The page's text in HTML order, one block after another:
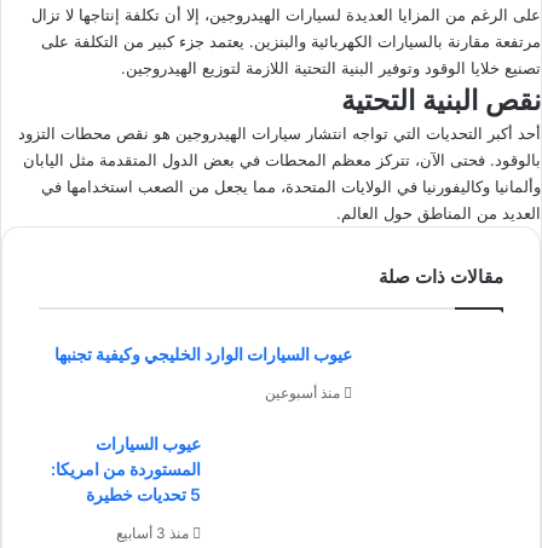
على الرغم من المزايا العديدة لسيارات الهيدروجين، إلا أن تكلفة إنتاجها لا تزال
مرتفعة مقارنة بالسيارات الكهربائية والبنزين. يعتمد جزء كبير من التكلفة على
تصنيع خلايا الوقود وتوفير البنية التحتية اللازمة لتوزيع الهيدروجين.
نقص البنية التحتية
أحد أكبر التحديات التي تواجه انتشار سيارات الهيدروجين هو نقص محطات التزود
بالوقود. فحتى الآن، تتركز معظم المحطات في بعض الدول المتقدمة مثل اليابان
وألمانيا وكاليفورنيا في الولايات المتحدة، مما يجعل من الصعب استخدامها في
العديد من المناطق حول العالم.
مقالات ذات صلة
عيوب السيارات الوارد الخليجي وكيفية تجنبها
منذ أسبوعين
عيوب السيارات
المستوردة من امريكا:
5 تحديات خطيرة
منذ 3 أسابيع